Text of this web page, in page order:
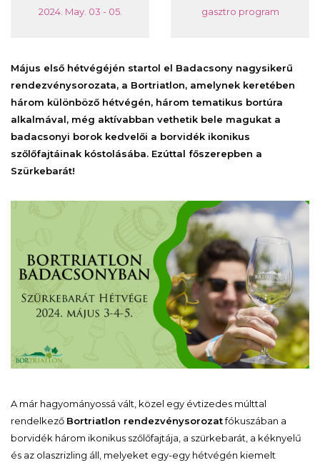
2024. May. 03 - 05. gasztro program
Május első hétvégéjén startol el Badacsony nagysikerű
rendezvénysorozata, a Bortriatlon, amelynek keretében
három különböző hétvégén, három tematikus bortúra
alkalmával, még aktívabban vethetik bele magukat a
badacsonyi borok kedvelői a borvidék ikonikus
szőlőfajtáinak kóstolásába. Ezúttal főszerepben a
Szürkebarát!
A már hagyományossá vált, közel egy évtizedes múlttal
rendelkező Bortriatlon rendezvénysorozatfókuszában a
borvidék három ikonikus szőlőfajtája, a szürkebarát, a kéknyelű
és az olaszrizling áll, melyeket egy-egy hétvégén kiemelt